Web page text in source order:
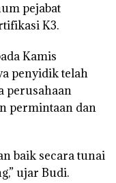
pejabat
K3.
Kamis
penyidik telah
perusahaan
permintaan dan
baik secara tunai
ujar Budi.